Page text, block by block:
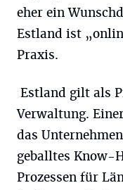
eher ein
Estland ist
Praxis.
Estland gilt als
Verwaltung.
das
geballtes Know-
Prozessen für